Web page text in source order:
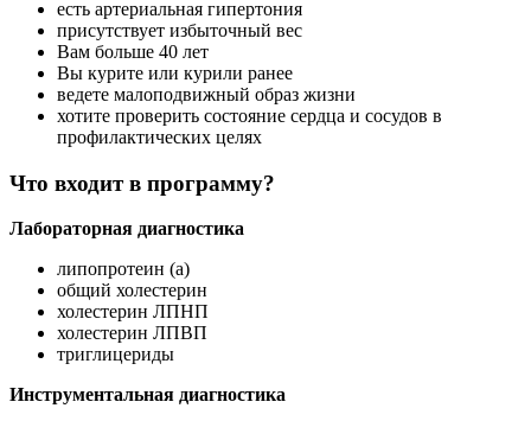
есть артериальная гипертония
присутствует избыточный вес
Вам больше 40 лет
Вы курите или курили ранее
ведете малоподвижный образ жизни
хотите проверить состояние сердца и сосудов в
профилактических целях
Что входит в программу?
Лабораторная диагностика
липопротеин (а)
общий холестерин
холестерин ЛПНП
холестерин ЛПВП
триглицериды
Инструментальная диагностика